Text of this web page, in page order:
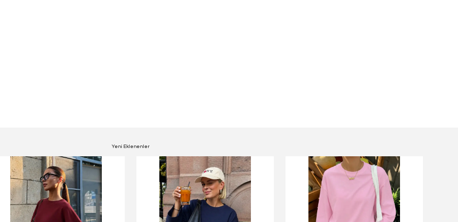
Yeni Eklenenler